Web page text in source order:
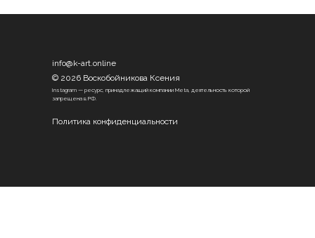
Instagram — ресурс, принадлежащий компании Meta, деятельность которой
запрещена в РФ.
© 2026 Воскобойникова Ксения
info@k-art.online
Политика конфиденциальности